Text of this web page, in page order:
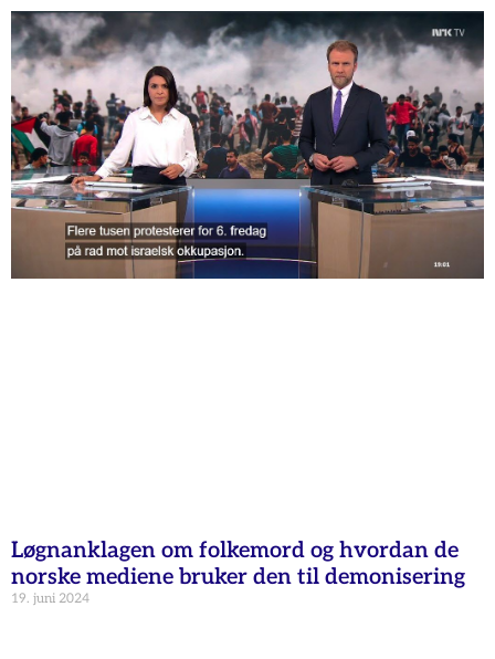
Løgnanklagen om folkemord og hvordan de
norske mediene bruker den til demonisering
19. juni 2024